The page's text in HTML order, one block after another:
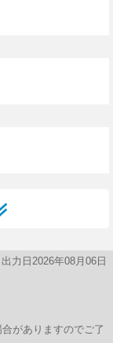
出力日2026年08月06日
がありますのでご了